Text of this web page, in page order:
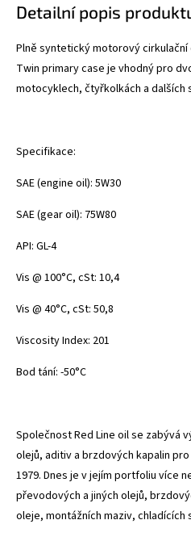
Detailní popis
Plně syntetický motorový cirkulační
Twin primary case je vhodný pro
motocyklech, čtyřkolkách a dalších
Specifikace:
SAE (engine oil): 5W30
SAE (gear oil): 75W80
API: GL-4
Vis @ 100°C, cSt: 10,4
Vis @ 40°C, cSt: 50,8
Viscosity Index: 201
Bod tání: -50°C
Společnost Red Line oil se zabývá
olejů, aditiv a brzdových kapalin
1979. Dnes je v jejím portfoliu více
převodových a jiných olejů,
oleje, montážních maziv, chladících